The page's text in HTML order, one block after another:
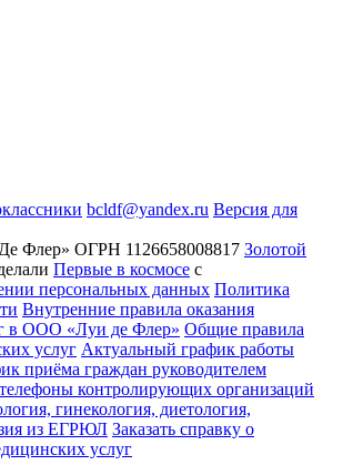
bcldf@yandex.ru Версия для
Флер» ОГРН 1126658008817 Золотой
Первые в космосе с
персональных данных Политика
Внутренние правила оказания
в ООО «Луи де Флер» Общие правила
услуг Актуальный график работы
приёма граждан руководителем
контролирующих организаций
гинекология, диетология,
из ЕГРЮЛ Заказать справку о
услуг